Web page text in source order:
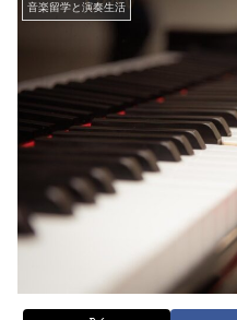
音楽留学と演奏生活